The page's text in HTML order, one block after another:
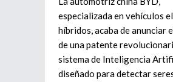
especializada en vehículos
híbridos, acaba de anunciar
de una patente
sistema de Inteligencia
diseñado para detectar